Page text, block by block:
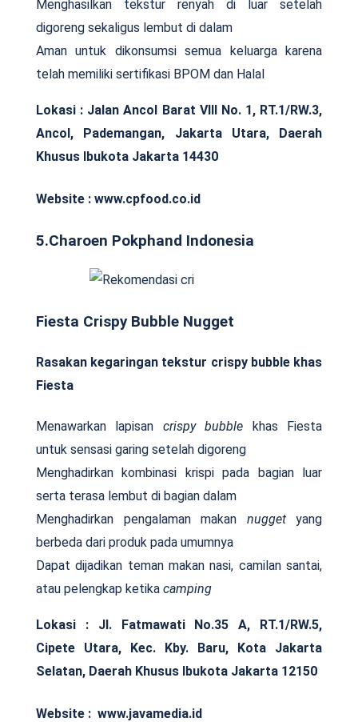
Menghasilkan tekstur renyah di luar setelah
digoreng sekaligus lembut di dalam
Aman untuk dikonsumsi semua keluarga karena
telah memiliki sertifikasi BPOM dan Halal
Lokasi : Jalan Ancol Barat VIII No. 1, RT.1/RW.3,
Ancol, Pademangan, Jakarta Utara, Daerah
Khusus Ibukota Jakarta 14430
Website : www.cpfood.co.id
5.Charoen Pokphand Indonesia
Fiesta Crispy Bubble Nugget
Rasakan kegaringan tekstur crispy bubble khas
Fiesta
Menawarkan lapisan crispy bubble khas Fiesta
untuk sensasi garing setelah digoreng
Menghadirkan kombinasi krispi pada bagian luar
serta terasa lembut di bagian dalam
Menghadirkan pengalaman makan nugget yang
berbeda dari produk pada umumnya
Dapat dijadikan teman makan nasi, camilan santai,
atau pelengkap ketika camping
Lokasi : Jl. Fatmawati No.35 A, RT.1/RW.5,
Cipete Utara, Kec. Kby. Baru, Kota Jakarta
Selatan, Daerah Khusus Ibukota Jakarta 12150
Website : www.javamedia.id